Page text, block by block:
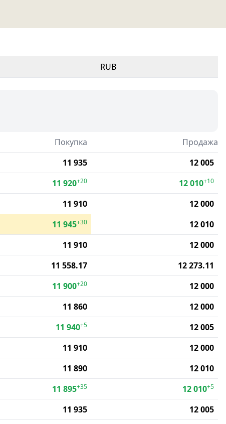
RUB
Покупка
Продажа
11 935
12 005
11 920+20 12 010+10
11 910
12 000
11 945+30
12 010
11 910
12 000
11 558.17
12 273.11
11 900+20
12 000
11 860
12 000
11 940+5
12 005
11 910
12 000
11 890
12 010
11 895+35 12 010+5
11 935
12 005